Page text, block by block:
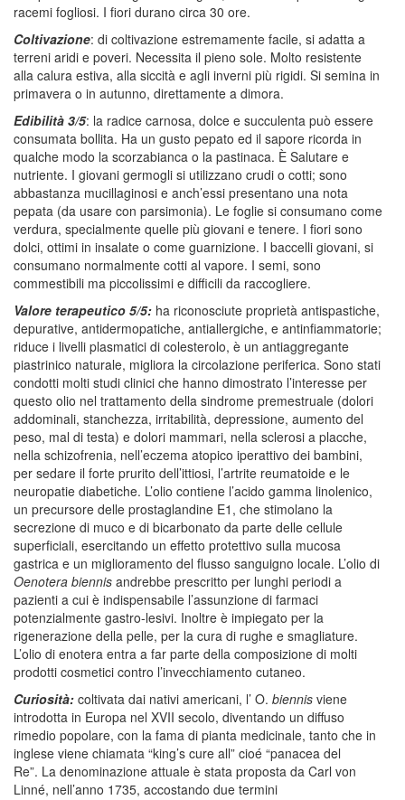
racemi fogliosi. I fiori durano circa 30 ore.
Coltivazione: di coltivazione estremamente facile, si adatta a
terreni aridi e poveri. Necessita il pieno sole. Molto resistente
alla calura estiva, alla siccità e agli inverni più rigidi. Si semina in
primavera o in autunno, direttamente a dimora.
Edibilità 3/5: la radice carnosa, dolce e succulenta può essere
consumata bollita. Ha un gusto pepato ed il sapore ricorda in
qualche modo la scorzabianca o la pastinaca. È Salutare e
nutriente. I giovani germogli si utilizzano crudi o cotti; sono
abbastanza mucillaginosi e anch’essi presentano una nota
pepata (da usare con parsimonia). Le foglie si consumano come
verdura, specialmente quelle più giovani e tenere. I fiori sono
dolci, ottimi in insalate o come guarnizione. I baccelli giovani, si
consumano normalmente cotti al vapore. I semi, sono
commestibili ma piccolissimi e difficili da raccogliere.
Valore terapeutico 5/5: ha riconosciute proprietà antispastiche,
depurative, antidermopatiche, antiallergiche, e antinfiammatorie;
riduce i livelli plasmatici di colesterolo, è un antiaggregante
piastrinico naturale, migliora la circolazione periferica. Sono stati
condotti molti studi clinici che hanno dimostrato l’interesse per
questo olio nel trattamento della sindrome premestruale (dolori
addominali, stanchezza, irritabilità, depressione, aumento del
peso, mal di testa) e dolori mammari, nella sclerosi a placche,
nella schizofrenia, nell’eczema atopico iperattivo dei bambini,
per sedare il forte prurito dell’ittiosi, l’artrite reumatoide e le
neuropatie diabetiche. L’olio contiene l’acido gamma linolenico,
un precursore delle prostaglandine E1, che stimolano la
secrezione di muco e di bicarbonato da parte delle cellule
superficiali, esercitando un effetto protettivo sulla mucosa
gastrica e un miglioramento del flusso sanguigno locale. L’olio di
Oenotera biennis andrebbe prescritto per lunghi periodi a
pazienti a cui è indispensabile l’assunzione di farmaci
potenzialmente gastro-lesivi. Inoltre è impiegato per la
rigenerazione della pelle, per la cura di rughe e smagliature.
L’olio di enotera entra a far parte della composizione di molti
prodotti cosmetici contro l’invecchiamento cutaneo.
Curiosità: coltivata dai nativi americani, l’ O. biennis viene
introdotta in Europa nel XVII secolo, diventando un diffuso
rimedio popolare, con la fama di pianta medicinale, tanto che in
inglese viene chiamata “king’s cure all” cioé “panacea del
Re”. La denominazione attuale è stata proposta da Carl von
Linné, nell’anno 1735, accostando due termini